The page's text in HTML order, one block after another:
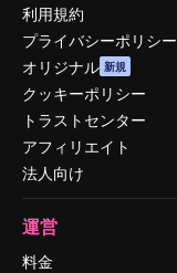
利用規約
プライバシーポリシー
オリジナル 新規
クッキーポリシー
トラストセンター
アフィリエイト
法人向け
運営
料金